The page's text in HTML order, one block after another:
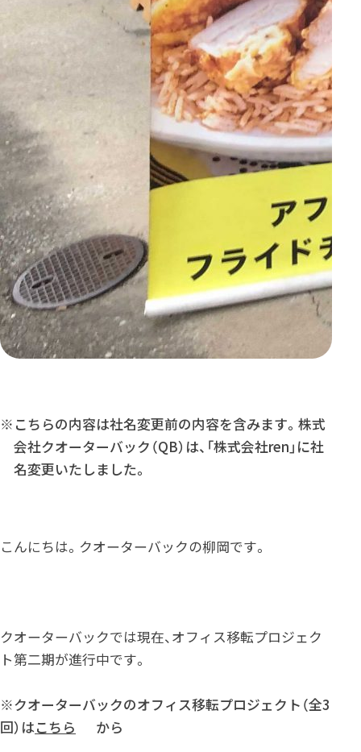
※こちらの内容は社名変更前の内容を含みます。株式
会社クオーターバック（QB）は、「株式会社ren」に社
名変更いたしました。
こんにちは。クオーターバックの柳岡です。
クオーターバックでは現在、オフィス移転プロジェク
ト第二期が進行中です。
※クオーターバックのオフィス移転プロジェクト（全3
回）はこちら から